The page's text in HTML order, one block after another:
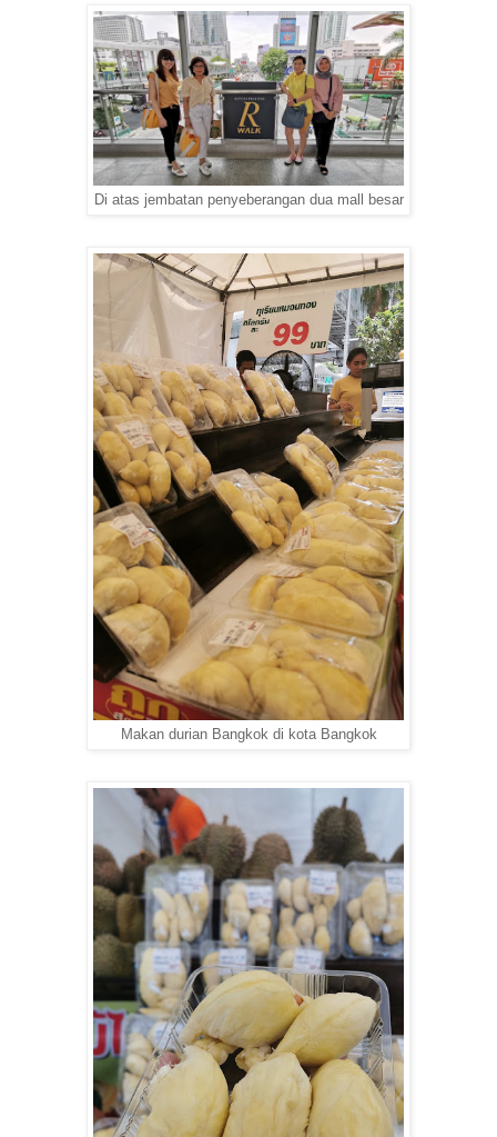
Di atas jembatan penyeberangan dua mall besar
Makan durian Bangkok di kota Bangkok